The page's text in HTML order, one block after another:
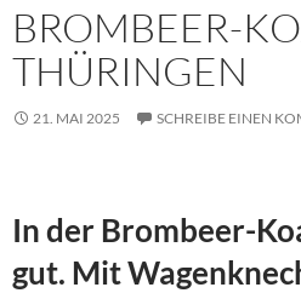
BROMBEER-
THÜRINGEN
21. MAI 2025 SCHREIBE EINEN
In der Brombeer-
gut. Mit